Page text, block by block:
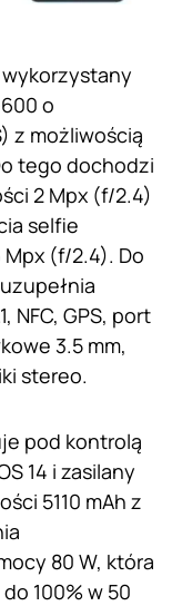
o
z możliwością
tego dochodzi
2 Mpx (f/2.4)
selfie
(f/2.4). Do
NFC, GPS, port
3.5 mm,
stereo.
pod kontrolą
14 i zasilany
5110 mAh z
80 W, która
100% w 50